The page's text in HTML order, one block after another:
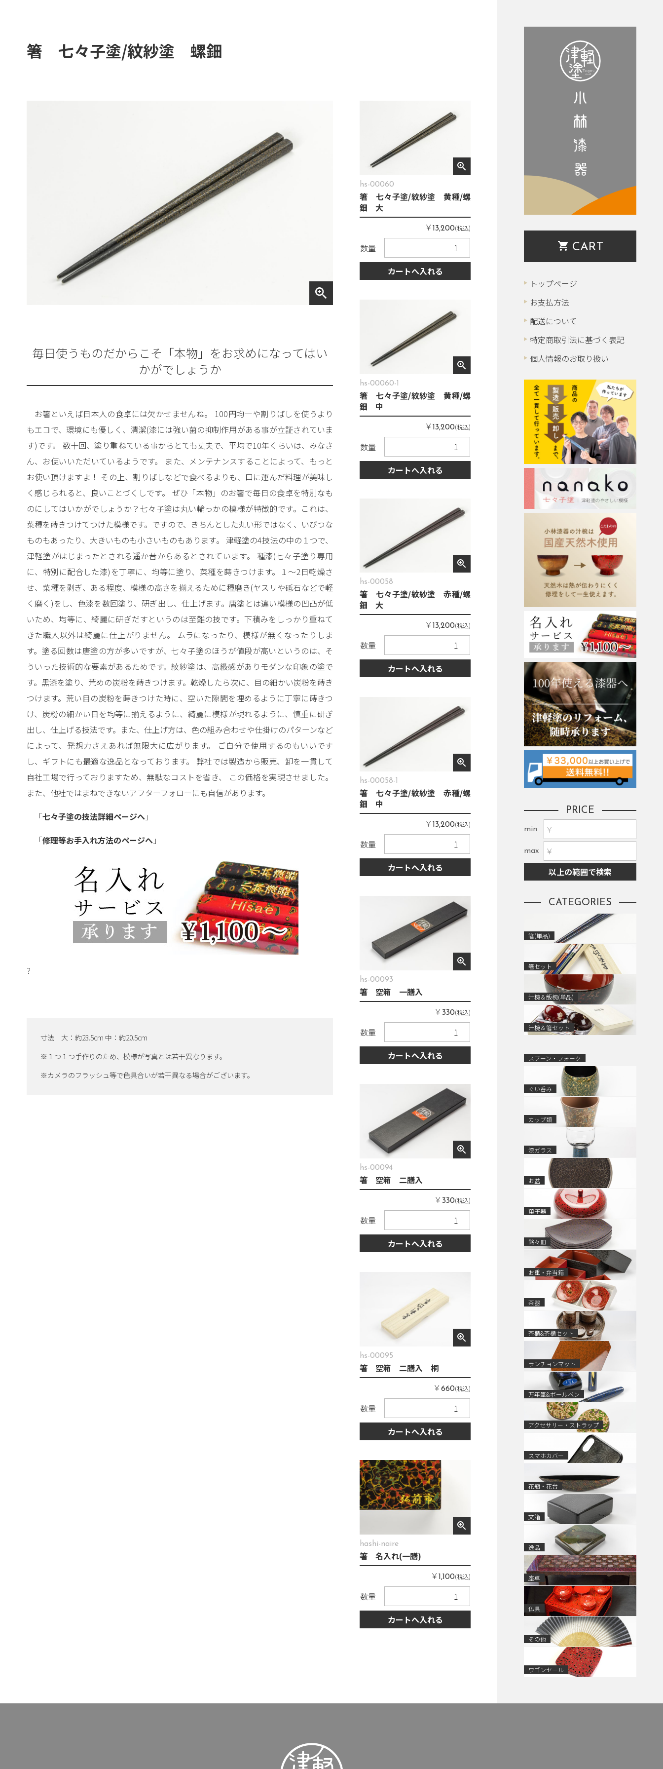
shopping_cart CART
トップページ
お支払方法
配送について
特定商取引法に基づく表記
個人情報のお取り扱い
PRICE
min
max
以上の範囲で検索
CATEGORIES
箸(単品)
箸セット
汁椀＆飯椀(単品)
汁椀＆箸セット
スプーン・フォーク
ぐい呑み
カップ類
漆ガラス
お盆
菓子器
銘々皿
お重・弁当箱
茶器
茶櫃&茶櫃セット
ランチョンマット
万年筆&ボールペン
アクセサリー・ストラップ
スマホカバー
花瓶・花台
文箱
逸品
座卓
仏具
その他
ワゴンセール
箸 七々子塗/紋紗塗 螺鈿
zoom_in
毎日使うものだからこそ「本物」をお求めになってはい
かがでしょうか
お箸といえば日本人の食卓には欠かせませんね。 100円均一や割りばしを使うより
もエコで、環境にも優しく、清潔(漆には強い菌の抑制作用がある事が立証されていま
す)です。 数十回、塗り重ねている事からとても丈夫で、平均で10年くらいは、みなさ
ん、お使いいただいているようです。 また、メンテナンスすることによって、もっと
お使い頂けますよ！ その上、割りばしなどで食べるよりも、口に運んだ料理が美味し
く感じられると、良いことづくしです。 ぜひ「本物」のお箸で毎日の食卓を特別なも
のにしてはいかがでしょうか？七々子塗は丸い輪っかの模様が特徴的です。これは、
菜種を蒔きつけてつけた模様です。ですので、きちんとした丸い形ではなく、いびつな
ものもあったり、大きいものも小さいものもあります。 津軽塗の4技法の中の１つで、
津軽塗がはじまったとされる遥か昔からあるとされています。 種漆(七々子塗り専用
に、特別に配合した漆)を丁寧に、均等に塗り、菜種を蒔きつけます。１〜2日乾燥さ
せ、菜種を剥ぎ、ある程度、模様の高さを揃えるために種磨き(ヤスリや砥石などで軽
く磨く)をし、色漆を数回塗り、研ぎ出し、仕上げます。唐塗とは違い模様の凹凸が低
いため、均等に、綺麗に研ぎだすというのは至難の技です。下積みをしっかり重ねて
きた職人以外は綺麗に仕上がりません。 ムラになったり、模様が無くなったりしま
す。塗る回数は唐塗の方が多いですが、七々子塗のほうが値段が高いというのは、そ
ういった技術的な要素があるためです。紋紗塗は、高級感がありモダンな印象の塗で
す。黒漆を塗り、荒めの炭粉を蒔きつけます。乾燥したら次に、目の細かい炭粉を蒔き
つけます。荒い目の炭粉を蒔きつけた時に、空いた隙間を埋めるように丁寧に蒔きつ
け、炭粉の細かい目を均等に揃えるように、綺麗に模様が現れるように、慎重に研ぎ
出し、仕上げる技法です。また、仕上げ方は、色の組み合わせや仕掛けのパターンなど
によって、発想力さえあれば無限大に広がります。 ご自分で使用するのもいいです
し、ギフトにも最適な逸品となっております。 弊社では製造から販売、卸を一貫して
自社工場で行っておりますため、無駄なコストを省き、 この価格を実現させました。
また、他社ではまねできないアフターフォローにも自信があります。
「七々子塗の技法詳細ページへ」
「修理等お手入れ方法のページへ」
?
寸法 大：約23.5cm 中：約20.5cm
※１つ１つ手作りのため、模様が写真とは若干異なります。
※カメラのフラッシュ等で色具合いが若干異なる場合がございます。
zoom_in
hs-00060
箸 七々子塗/紋紗塗 黄種/螺
鈿 大
￥13,200(税込)
数量
カートへ入れる
zoom_in
hs-00060-1
箸 七々子塗/紋紗塗 黄種/螺
鈿 中
￥13,200(税込)
数量
カートへ入れる
zoom_in
hs-00058
箸 七々子塗/紋紗塗 赤種/螺
鈿 大
￥13,200(税込)
数量
カートへ入れる
zoom_in
hs-00058-1
箸 七々子塗/紋紗塗 赤種/螺
鈿 中
￥13,200(税込)
数量
カートへ入れる
zoom_in
hs-00093
箸 空箱 一膳入
￥330(税込)
数量
カートへ入れる
zoom_in
hs-00094
箸 空箱 二膳入
￥330(税込)
数量
カートへ入れる
zoom_in
hs-00095
箸 空箱 二膳入 桐
￥660(税込)
数量
カートへ入れる
zoom_in
hashi-naire
箸 名入れ(一膳)
￥1,100(税込)
数量
カートへ入れる